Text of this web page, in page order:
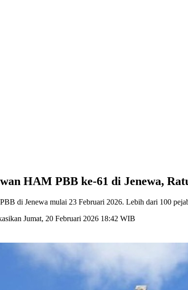
HAM PBB ke-61 di Jenewa,
di Jenewa mulai 23 Februari 2026. Lebih dari 100
Jumat, 20 Februari 2026 18:42 WIB